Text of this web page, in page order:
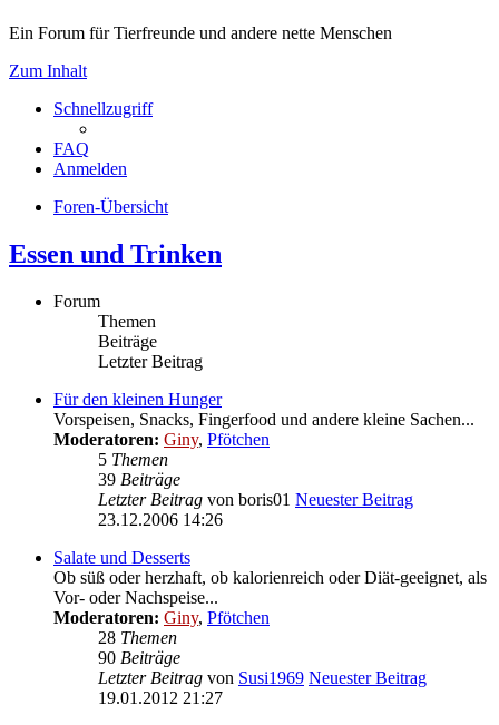
Ein Forum für Tierfreunde und andere nette Menschen
Zum Inhalt
Schnellzugriff
FAQ
Anmelden
Foren-Übersicht
Essen und Trinken
Forum
Themen
Beiträge
Letzter Beitrag
Für den kleinen Hunger
Vorspeisen, Snacks, Fingerfood und andere kleine Sachen...
Moderatoren: Giny, Pfötchen
5 Themen
39 Beiträge
Letzter Beitrag von boris01 Neuester Beitrag
23.12.2006 14:26
Salate und Desserts
Ob süß oder herzhaft, ob kalorienreich oder Diät-geeignet, als
Vor- oder Nachspeise...
Moderatoren: Giny, Pfötchen
28 Themen
90 Beiträge
Letzter Beitrag von Susi1969 Neuester Beitrag
19.01.2012 21:27